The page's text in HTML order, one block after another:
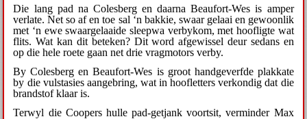
Die lang pad na Colesberg en daarna Beaufort-Wes is amper
verlate. Net so af en toe sal ‘n bakkie, swaar gelaai en gewoonlik
met ‘n ewe swaargelaaide sleepwa verbykom, met hoofligte wat
flits. Wat kan dit beteken? Dit word afgewissel deur sedans en
op die hele roete gaan net drie vragmotors verby.
By Colesberg en Beaufort-Wes is groot handgeverfde plakkate
by die vulstasies aangebring, wat in hoofletters verkondig dat die
brandstof klaar is.
Terwyl die Coopers hulle pad-getjank voortsit, verminder Max